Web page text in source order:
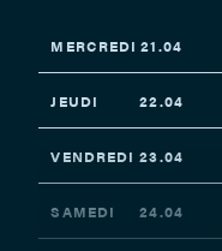
MERCREDI 21.04
JEUDI 22.04
VENDREDI 23.04
SAMEDI 24.04